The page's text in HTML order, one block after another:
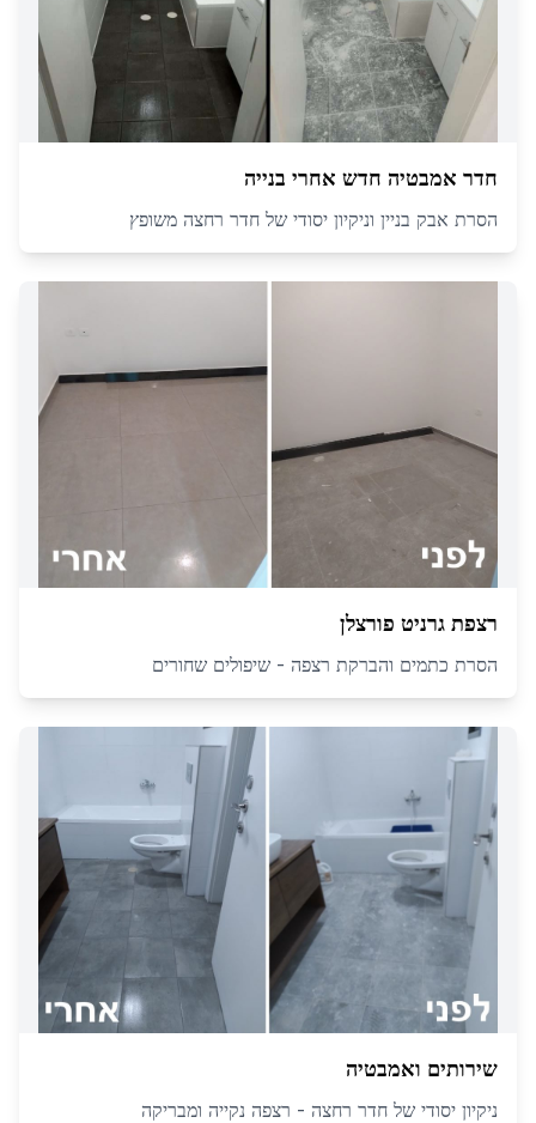
חדר אמבטיה חדש אחרי בנייה
הסרת אבק בניין וניקיון יסודי של חדר רחצה משופץ
רצפת גרניט פורצלן
הסרת כתמים והברקת רצפה - שיפולים שחורים
שירותים ואמבטיה
ניקיון יסודי של חדר רחצה - רצפה נקייה ומבריקה